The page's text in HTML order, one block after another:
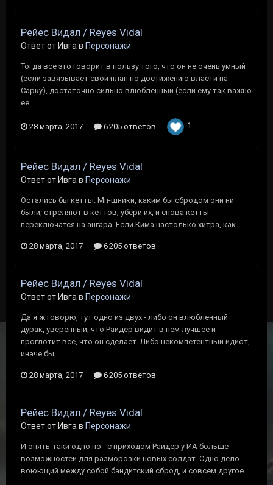
Рейес Видал / Reyes Vidal
Ответ от Ивга в Персонажи
Тогда все это говорит в пользу того, что он не очень умный
(если завязывает свой план по достижению власти на
Сарку), достаточно сильно влюбленный (если ему так важно
ее...
28 марта, 2017 6 205 ответов 1
Рейес Видал / Reyes Vidal
Ответ от Ивга в Персонажи
Остались бы кетты. Мп-шники, каким бы сбродом они ни
были, стреляют в кеттов; убери их, и снова кетты
переключатся на ангара. Если Кима настолько хитра, как...
28 марта, 2017 6 205 ответов
Рейес Видал / Reyes Vidal
Ответ от Ивга в Персонажи
Да я ж говорю, тут одно из двух - либо он влюбленный
дурак, уверенный, что Райдер видит в нем лучшее и
проглотит все, что он сделает. Либо некомпетентный идиот,
иначе бы...
28 марта, 2017 6 205 ответов
Рейес Видал / Reyes Vidal
Ответ от Ивга в Персонажи
И опять-таки одно но - с приходом Райдер у ИА больше
возможностей для разморозки новых солдат. Одно дело
воюющий между собой бандитский сброд, и совсем другое...